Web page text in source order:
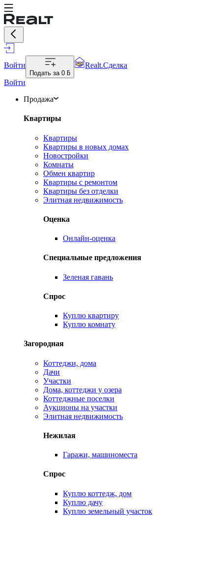
Войти
Подать за 0 ƃ
Realt.Сделка
Войти
Продажа
Квартиры
Квартиры
Квартиры в новых домах
Новостройки
Комнаты
Обмен квартир
Квартиры с ремонтом
Квартиры без отделки
Элитная недвижимость
Оценка
Онлайн-оценка
Специальные предложения
Зеленая гавань
Спрос
Куплю квартиру
Куплю комнату
Загородная
Коттеджи, дома
Дачи
Участки
Дома, коттеджи у озера
Коттеджные поселки
Аукционы на участки
Элитная недвижимость
Нежилая
Гаражи, машиноместа
Спрос
Куплю коттедж, дом
Куплю дачу
Куплю земельный участок